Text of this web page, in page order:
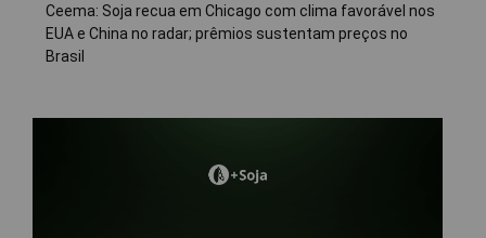
Ceema: Soja recua em Chicago com clima favorável nos
EUA e China no radar; prêmios sustentam preços no
Brasil